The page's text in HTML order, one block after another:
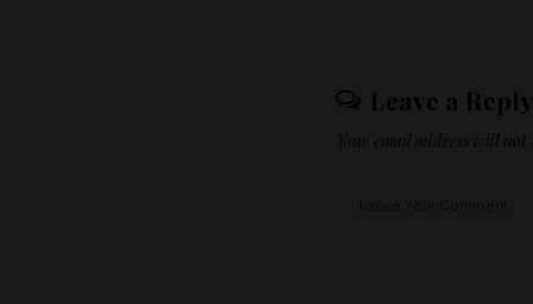
Leave a Reply
Your email address will not